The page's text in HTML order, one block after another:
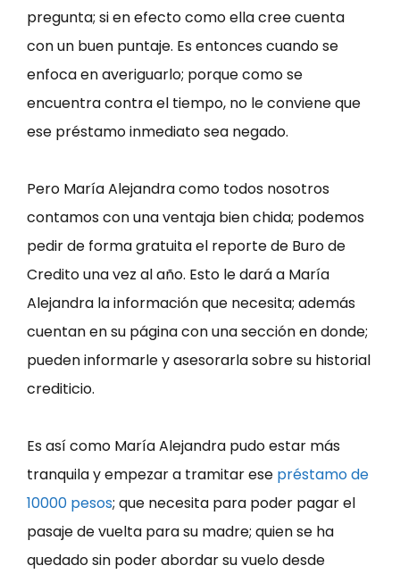
pregunta; si en efecto como ella cree cuenta
con un buen puntaje. Es entonces cuando se
enfoca en averiguarlo; porque como se
encuentra contra el tiempo, no le conviene que
ese préstamo inmediato sea negado.
Pero María Alejandra como todos nosotros
contamos con una ventaja bien chida; podemos
pedir de forma gratuita el reporte de Buro de
Credito una vez al año. Esto le dará a María
Alejandra la información que necesita; además
cuentan en su página con una sección en donde;
pueden informarle y asesorarla sobre su historial
crediticio.
Es así como María Alejandra pudo estar más
tranquila y empezar a tramitar ese préstamo de
10000 pesos; que necesita para poder pagar el
pasaje de vuelta para su madre; quien se ha
quedado sin poder abordar su vuelo desde